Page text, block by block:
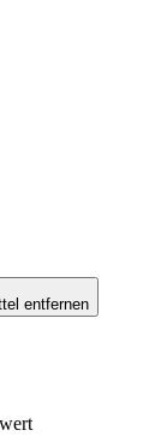
entfernen